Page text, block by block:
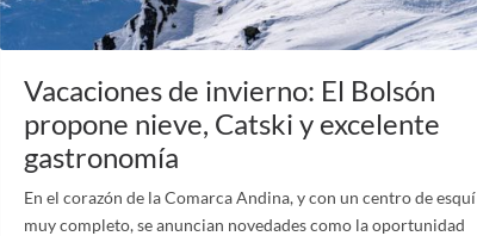
Vacaciones de invierno: El Bolsón
propone nieve, Catski y excelente
gastronomía
En el corazón de la Comarca Andina, y con un centro de esquí
muy completo, se anuncian novedades como la oportunidad